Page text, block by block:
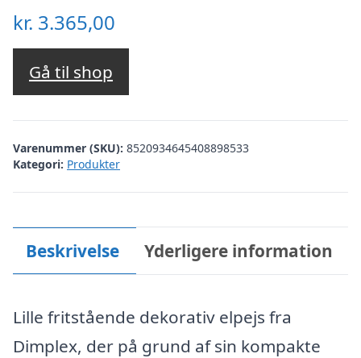
kr. 3.365,00
Gå til shop
Varenummer (SKU): 8520934645408898533
Kategori: Produkter
Beskrivelse Yderligere information
Lille fritstående dekorativ elpejs fra
Dimplex, der på grund af sin kompakte